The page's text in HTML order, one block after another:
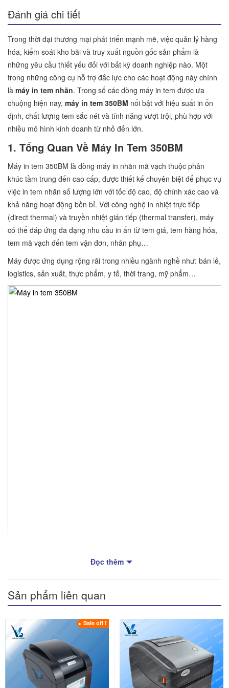
Đánh giá chi tiết
Trong thời đại thương mại phát triển mạnh mẽ, việc quản lý hàng
hóa, kiểm soát kho bãi và truy xuất nguồn gốc sản phẩm là
những yêu cầu thiết yếu đối với bất kỳ doanh nghiệp nào. Một
trong những công cụ hỗ trợ đắc lực cho các hoạt động này chính
là máy in tem nhãn. Trong số các dòng máy in tem được ưa
chuộng hiện nay, máy in tem 350BM nổi bật với hiệu suất in ổn
định, chất lượng tem sắc nét và tính năng vượt trội, phù hợp với
nhiều mô hình kinh doanh từ nhỏ đến lớn.
1. Tổng Quan Về Máy In Tem 350BM
Máy in tem 350BM là dòng máy in nhãn mã vạch thuộc phân
khúc tầm trung đến cao cấp, được thiết kế chuyên biệt để phục vụ
việc in tem nhãn số lượng lớn với tốc độ cao, độ chính xác cao và
khả năng hoạt động bền bỉ. Với công nghệ in nhiệt trực tiếp
(direct thermal) và truyền nhiệt gián tiếp (thermal transfer), máy
có thể đáp ứng đa dạng nhu cầu in ấn từ tem giá, tem hàng hóa,
tem mã vạch đến tem vận đơn, nhãn phụ…
Máy được ứng dụng rộng rãi trong nhiều ngành nghề như: bán lẻ,
logistics, sản xuất, thực phẩm, y tế, thời trang, mỹ phẩm…
Máy in tem 350BM
2. Đặc Điểm Nổi Bật Của Máy In Tem 350BM
2.1. Thiết Kế Chuyên Nghiệp, Bền Bỉ
Máy in tem 350BM được chế tạo từ vật liệu nhựa cứng hoặc hợp
Đọc thêm
Sản phẩm liên quan
Sale off !